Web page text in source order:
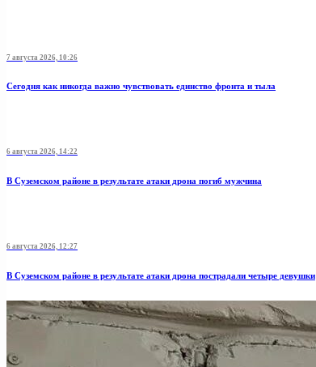
7 августа 2026, 10:26
Сегодня как никогда важно чувствовать единство фронта и тыла
6 августа 2026, 14:22
В Суземском районе в результате атаки дрона погиб мужчина
6 августа 2026, 12:27
В Суземском районе в результате атаки дрона пострадали четыре девушки